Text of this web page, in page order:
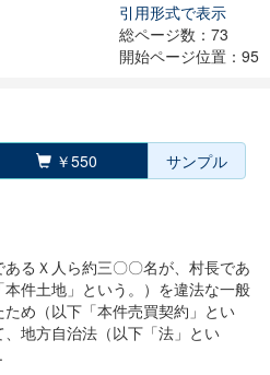
引用形式で表示
総ページ数：73
開始ページ位置：95
￥550 サンプル
るＸ人ら約三〇〇名が、村長であ
件土地」という。）を違法な一般
め（以下「本件売買契約」とい
地方自治法（以下「法」とい